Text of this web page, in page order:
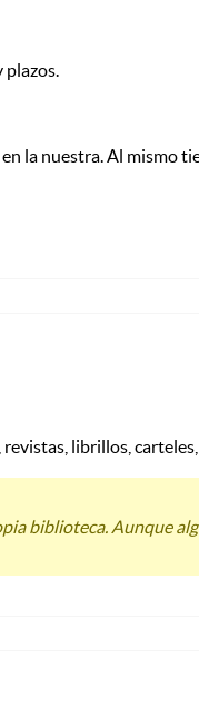
plazos.
la nuestra. Al mismo
librillos,
biblioteca. Aunque